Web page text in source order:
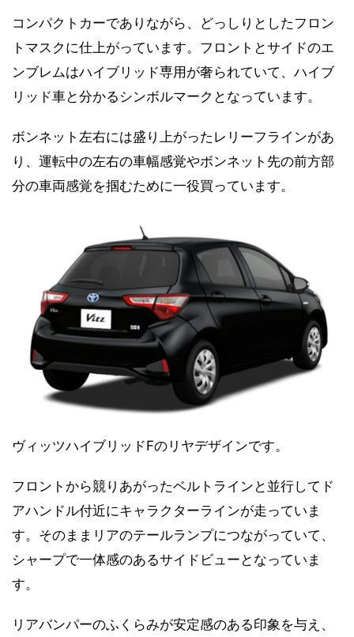
コンパクトカーでありながら、どっしりとしたフロン
トマスクに仕上がっています。フロントとサイドのエ
ンブレムはハイブリッド専用が奢られていて、ハイブ
リッド車と分かるシンボルマークとなっています。
ボンネット左右には盛り上がったレリーフラインがあ
り、運転中の左右の車幅感覚やボンネット先の前方部
分の車両感覚を掴むために一役買っています。
ヴィッツハイブリッドFのリヤデザインです。
フロントから競りあがったベルトラインと並行してド
アハンドル付近にキャラクターラインが走っていま
す。そのままリアのテールランプにつながっていて、
シャープで一体感のあるサイドビューとなっていま
す。
リアバンパーのふくらみが安定感のある印象を与え、